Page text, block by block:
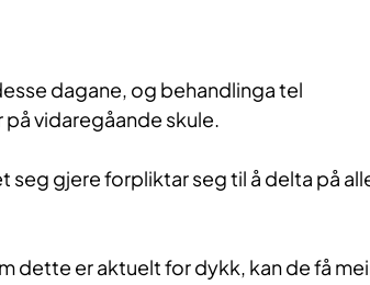
dagane, og behandlinga tel
vidaregåande skule.
seg gjere forpliktar seg til å delta på
dette er aktuelt for dykk, kan de få